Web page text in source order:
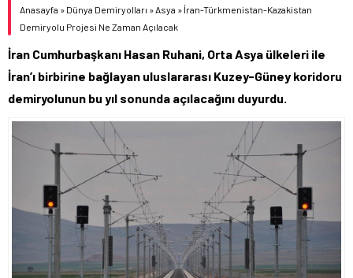
Anasayfa » Dünya Demiryolları »Asya » İran-Türkmenistan-Kazakistan
Demiryolu Projesi Ne Zaman Açılacak
İran Cumhurbaşkanı Hasan Ruhani, Orta Asya ülkeleri ile
İran’ı birbirine bağlayan uluslararası Kuzey-Güney koridoru
demiryolunun bu yıl sonunda açılacağını duyurdu.